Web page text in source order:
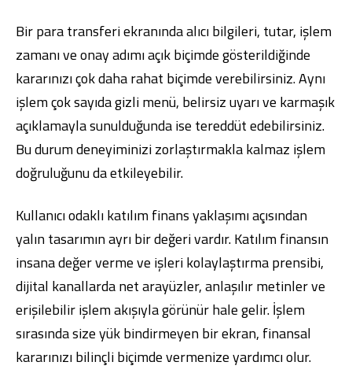
Bir para transferi ekranında alıcı bilgileri, tutar, işlem
zamanı ve onay adımı açık biçimde gösterildiğinde
kararınızı çok daha rahat biçimde verebilirsiniz. Aynı
işlem çok sayıda gizli menü, belirsiz uyarı ve karmaşık
açıklamayla sunulduğunda ise tereddüt edebilirsiniz.
Bu durum deneyiminizi zorlaştırmakla kalmaz işlem
doğruluğunu da etkileyebilir.
Kullanıcı odaklı katılım finans yaklaşımı açısından
yalın tasarımın ayrı bir değeri vardır. Katılım finansın
insana değer verme ve işleri kolaylaştırma prensibi,
dijital kanallarda net arayüzler, anlaşılır metinler ve
erişilebilir işlem akışıyla görünür hale gelir. İşlem
sırasında size yük bindirmeyen bir ekran, finansal
kararınızı bilinçli biçimde vermenize yardımcı olur.